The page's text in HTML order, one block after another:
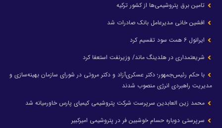
تامین برق پتروشیمی‌ها از کشور ترکیه
افشین خانی مدیرعامل بانک صادرات شد
ایرانول ۶ همت سود تقسیم کرد
شریعتمداری در هلدینگ ماند/ وزیرنفت استعفا کرد
با حکم رئیس‌جمهور؛ دکتر عسکری‌آزاد و دکتر مروتی در شورای سازمان بهینه‌سازی و
مدیریت راهبردی انرژی منصوب شدند
محمد زین العابدین سرپرست شرکت پتروشیمی کیمیای پارس خاورمیانه شد
سرپرستی دوباره حسام خوشبین فر در پتروشیمی امیرکبیر